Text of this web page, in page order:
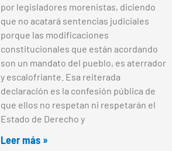
por legisladores morenistas, diciendo
que no acatará sentencias judiciales
porque las modificaciones
constitucionales que están acordando
son un mandato del pueblo, es aterrador
y escalofriante. Esa reiterada
declaración es la confesión pública de
que ellos no respetan ni respetarán el
Estado de Derecho y
Leer más »